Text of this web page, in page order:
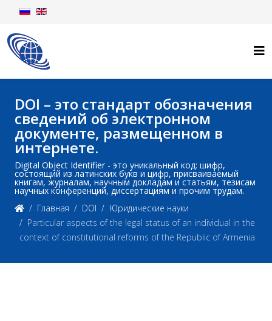
DOI – это стандарт обозначения
сведений об электронном
документе, размещенном в
интернете.
Digital Object Identifier - это уникальный код: шифр,
состоящий из латинских букв и цифр, присваиваемый
книгам, журналам, научным докладам и статьям, тезисам
научных конференций, диссертациям и прочим трудам.
Главная
DOI
Юридические науки
Particular aspects of the legal status of an individual in the
context of constitutional reforms of the Republic of Armenia